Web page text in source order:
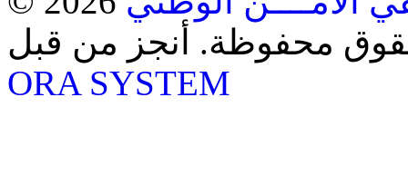
محفوظة. أنجز من قبل
ORA SYSTEM